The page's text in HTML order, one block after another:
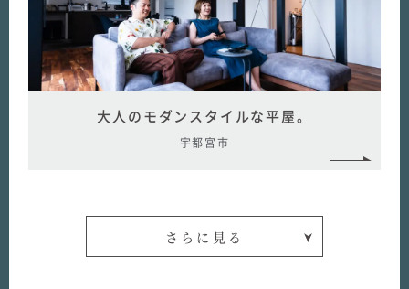
大人のモダンスタイルな平屋。
宇都宮市
さらに見る